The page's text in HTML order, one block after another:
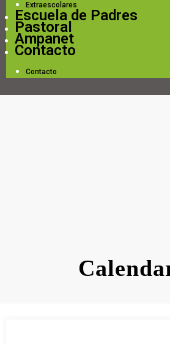
Extraescolares
Escuela de Padres
Pastoral
Ampanet
Contacto
Contacto